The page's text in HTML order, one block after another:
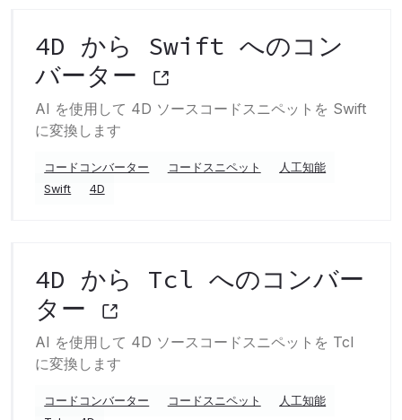
4D から Swift へのコン
バーター
AI を使用して 4D ソースコードスニペットを Swift
に変換します
コードコンバーター コードスニペット
人工知能
Swift
4D
4D から Tcl へのコンバー
ター
AI を使用して 4D ソースコードスニペットを Tcl
に変換します
コードコンバーター コードスニペット
人工知能